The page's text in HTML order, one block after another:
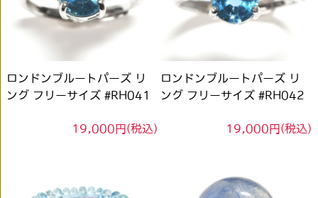
ロンドンブルートパーズ リ
ング フリーサイズ #RH041
19,000円(税込)
ロンドンブルートパーズ リ
ング フリーサイズ #RH042
19,000円(税込)